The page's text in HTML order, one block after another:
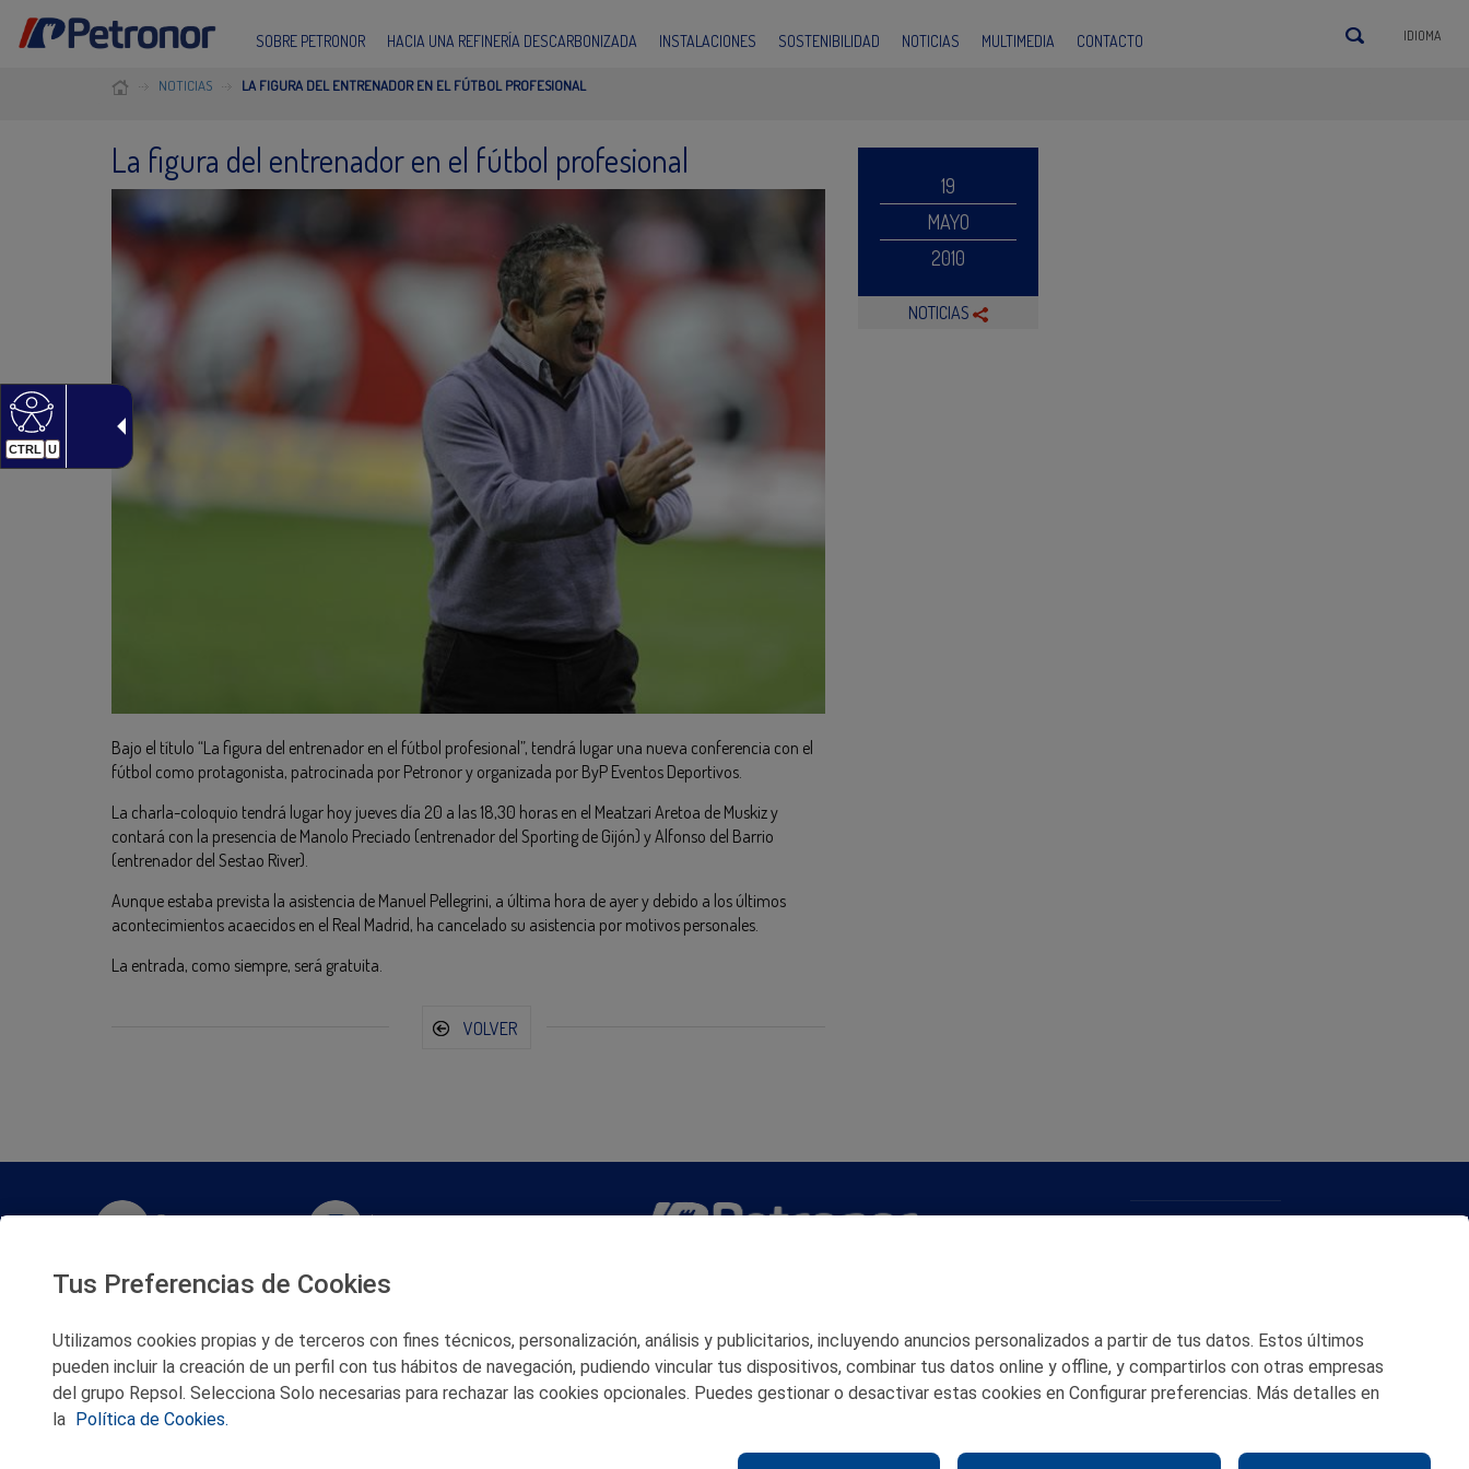
CTRL U
SOBRE PETRONOR HACIA UNA REFINERÍA DESCARBONIZADA INSTALACIONES SOSTENIBILIDAD NOTICIAS MULTIMEDIA CONTACTO IDIOMA
NOTICIAS LA FIGURA DEL ENTRENADOR EN EL FÚTBOL PROFESIONAL
La figura del entrenador en el fútbol profesional
Bajo el título “La figura del entrenador en el fútbol profesional”, tendrá lugar una nueva conferencia con el
fútbol como protagonista, patrocinada por Petronor y organizada por ByP Eventos Deportivos.
La charla-coloquio tendrá lugar hoy jueves día 20 a las 18,30 horas en el Meatzari Aretoa de Muskiz y
contará con la presencia de Manolo Preciado (entrenador del Sporting de Gijón) y Alfonso del Barrio
(entrenador del Sestao River).
Aunque estaba prevista la asistencia de Manuel Pellegrini, a última hora de ayer y debido a los últimos
acontecimientos acaecidos en el Real Madrid, ha cancelado su asistencia por motivos personales.
La entrada, como siempre, será gratuita.
VOLVER
19
MAYO
2010
NOTICIAS
Twitter
Facebook
Youtube
Flickr
Instagram
Slideshare
Soundcloud © 2026 Petronor S.A.
POLITICA DE COOKIES
Tus Preferencias de Cookies
Utilizamos cookies propias y de terceros con fines técnicos, personalización, análisis y publicitarios, incluyendo anuncios personalizados a partir de tus datos. Estos últimos
pueden incluir la creación de un perfil con tus hábitos de navegación, pudiendo vincular tus dispositivos, combinar tus datos online y offline, y compartirlos con otras empresas
del grupo Repsol. Selecciona Solo necesarias para rechazar las cookies opcionales. Puedes gestionar o desactivar estas cookies en Configurar preferencias. Más detalles en
la Política de Cookies.